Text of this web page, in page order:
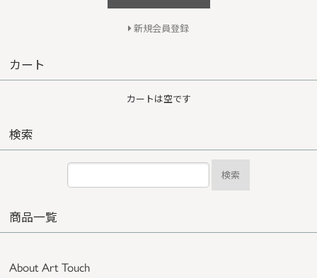
新規会員登録
カート
カートは空です
検索
検索
商品一覧
About Art Touch